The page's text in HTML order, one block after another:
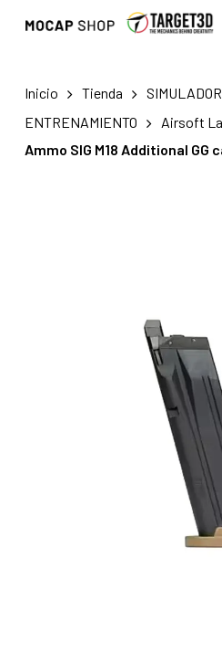
Inicio Tienda
ENTRENAMIENTO
Airsoft
Ammo SIG M18 Additional GG